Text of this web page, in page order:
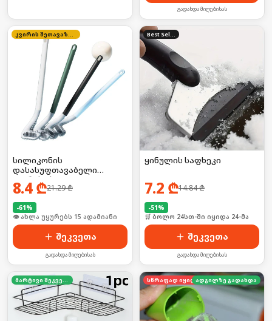
გადახდა მიღებისას
კვირის შეთავაზება
სილიკონის
დასასუფთავაბელი
ჯაგრისი სველი
წერტილებისთვის
8.4₾21.29₾
-61%
🛒 ბოლო 24სთ-ში იყიდა 20-მა
შეკვეთა
გადახდა მიღებისას
Best Seller
ყინულის საფხეკი
7.2 ₾14.84₾
-51%
🛒 ბოლო 24სთ-ში იყიდა 24-მა
შეკვეთა
გადახდა მიღებისას
მარტივი შეკვეთა სწრაფად იყიდება
ადგილზე გადახდა